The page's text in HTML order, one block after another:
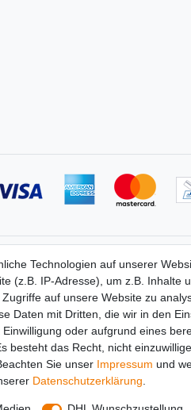
Widerrufs­recht
Vertrag widerrufen
Impressum
Daten­schutz­erklärung
AGB
Technologien auf unserer
(z.B. IP-Adresse), um z.B. Inhalte
auf unsere Website zu
Daten mit Dritten, die wir in den
oder aufgrund eines
besteht das Recht, nicht
Sie unser Impressum und
Daten­schutz­erklärung